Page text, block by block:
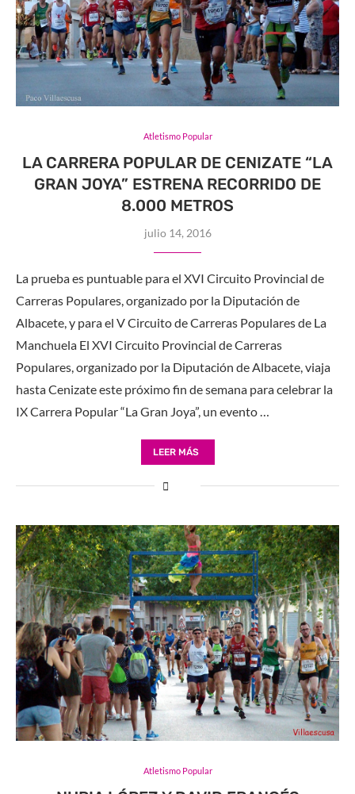
Atletismo Popular
LA CARRERA POPULAR DE CENIZATE “LA
GRAN JOYA” ESTRENA RECORRIDO DE
8.000 METROS
julio 14, 2016
La prueba es puntuable para el XVI Circuito Provincial de
Carreras Populares, organizado por la Diputación de
Albacete, y para el V Circuito de Carreras Populares de La
Manchuela El XVI Circuito Provincial de Carreras
Populares, organizado por la Diputación de Albacete, viaja
hasta Cenizate este próximo fin de semana para celebrar la
IX Carrera Popular “La Gran Joya”, un evento …
LEER MÁS
Atletismo Popular